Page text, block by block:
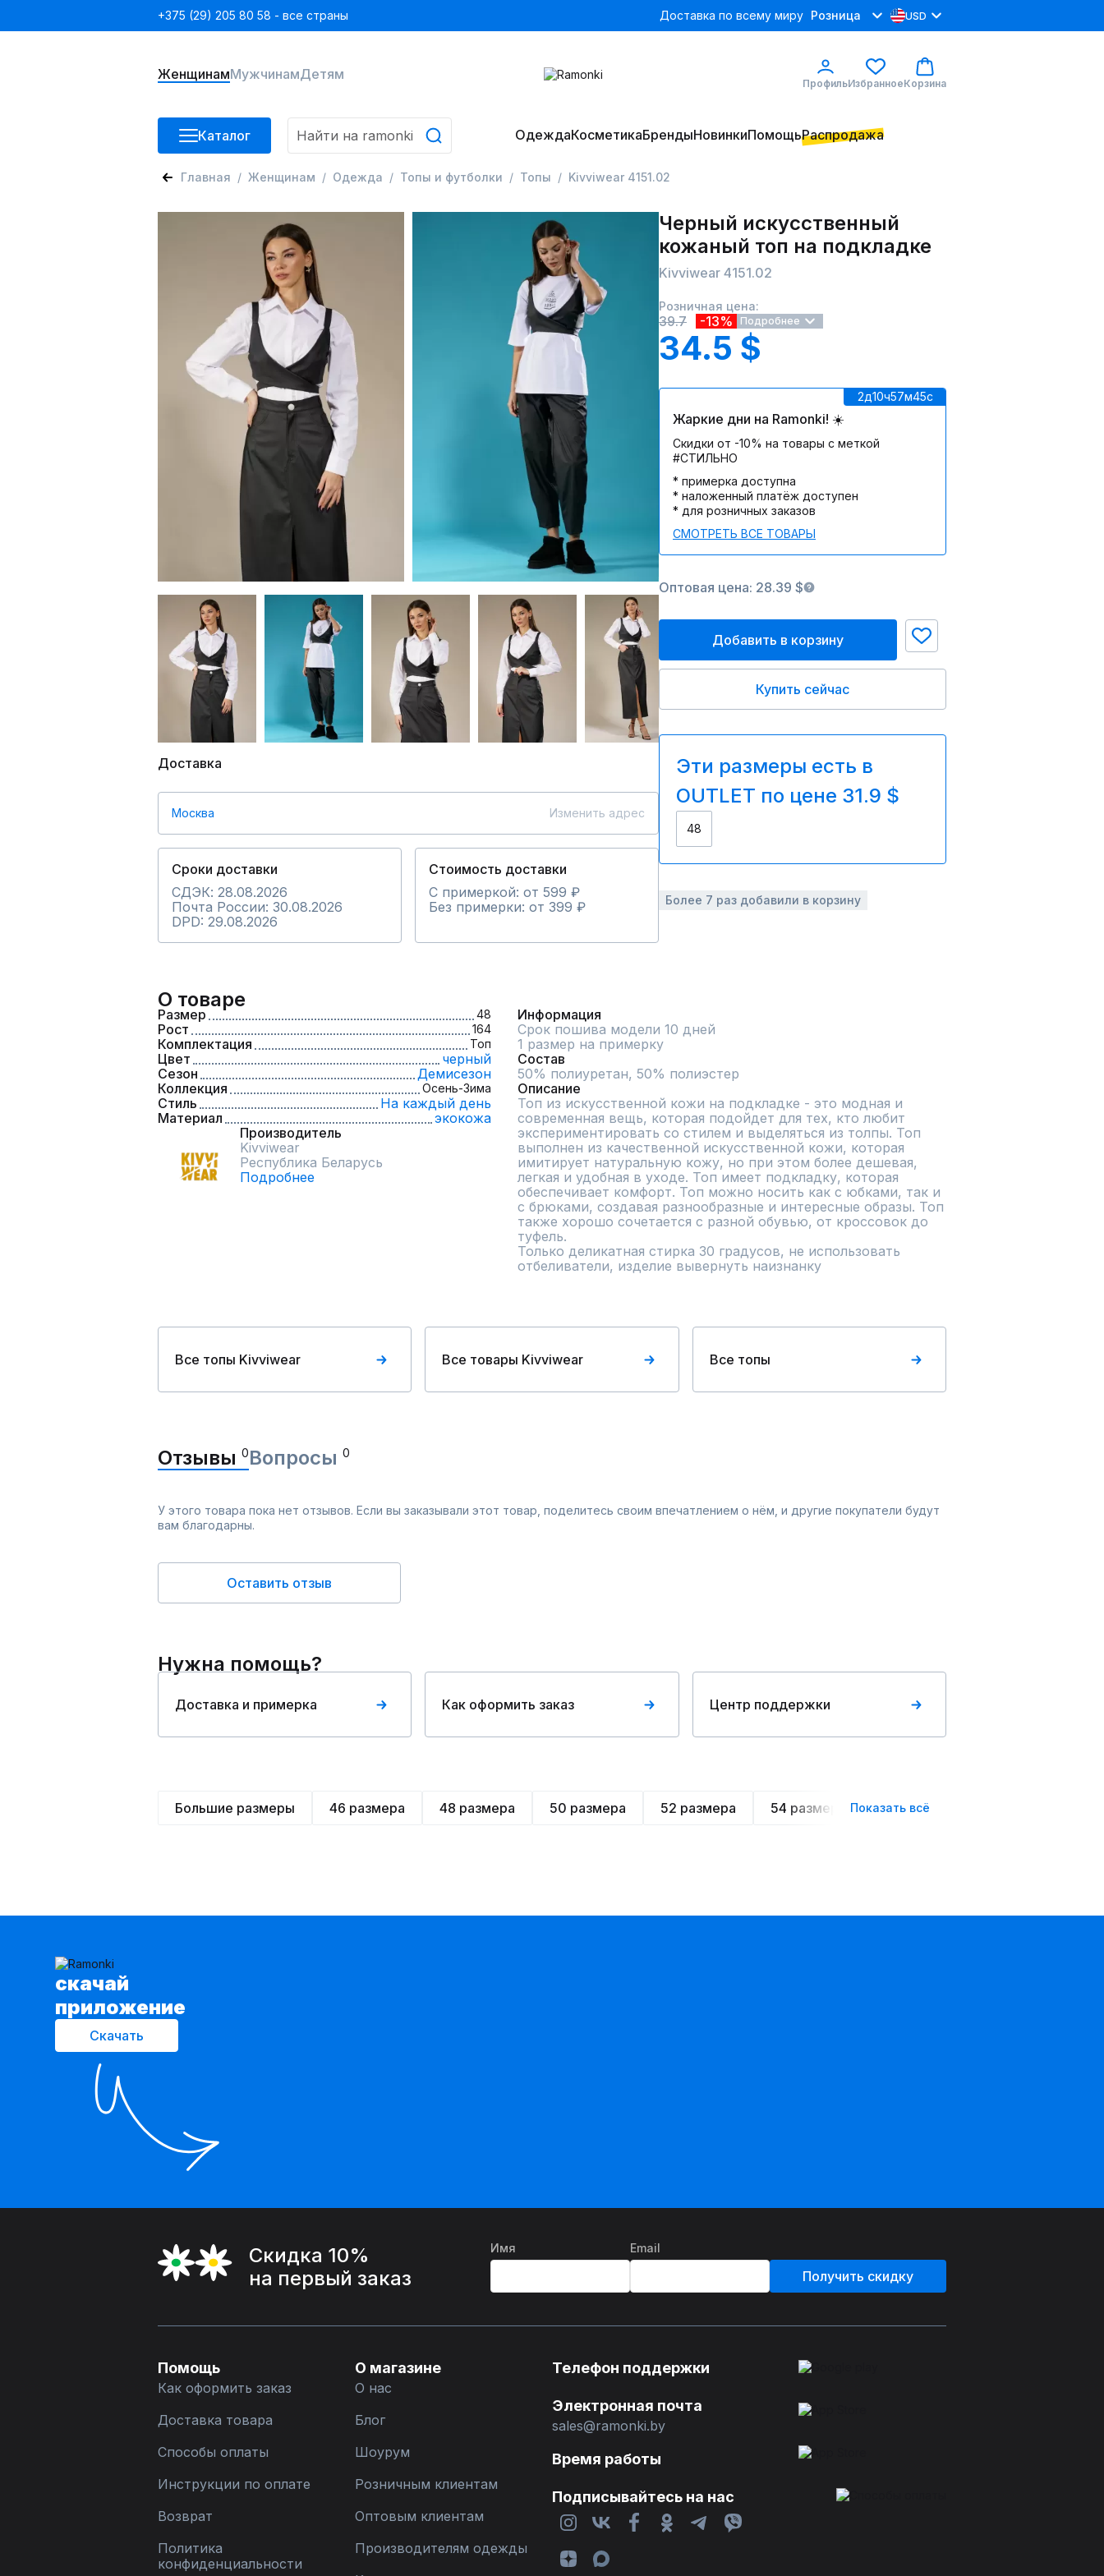
+375 (29) 205 80 58 - все страны Доставка по всему миру Розница USD
ЖенщинамМужчинамДетям
ПрофильИзбранноеКорзина
Каталог ОдеждаКосметикаБрендыНовинкиПомощьРаспродажа
Главная Женщинам Одежда Топы и футболки Топы Kivviwear 4151.02
Доставка
Москва Изменить адрес
Сроки доставки
СДЭК: 28.08.2026
Почта России: 30.08.2026
DPD: 29.08.2026
Стоимость доставки
С примеркой: от 599 ₽
Без примерки: от 399 ₽
Черный искусственный
кожаный топ на подкладке
Kivviwear 4151.02
Розничная цена:
39.7 -13% Подробнее
34.5 $
2д10ч57м45c
Жаркие дни на Ramonki! ☀️
Скидки от -10% на товары с меткой
#СТИЛЬНО
* примерка доступна
* наложенный платёж доступен
* для розничных заказов
СМОТРЕТЬ ВСЕ ТОВАРЫ
Оптовая цена: 28.39 $
Добавить в корзину
Купить сейчас
Эти размеры есть в
OUTLET по цене 31.9 $
48
Более 7 раз добавили в корзину
О товаре
Размер 48
Рост 164
Комплектация Топ
Цвет
черный
Сезон
Демисезон
Коллекция
Осень-Зима
Стиль
На каждый день
Материал
экокожа
Производитель
Kivviwear
Республика Беларусь
Подробнее
Информация
Срок пошива модели 10 дней
1 размер на примерку
Состав
50% полиуретан, 50% полиэстер
Описание
Топ из искусственной кожи на подкладке - это модная и
современная вещь, которая подойдет для тех, кто любит
экспериментировать со стилем и выделяться из толпы. Топ
выполнен из качественной искусственной кожи, которая
имитирует натуральную кожу, но при этом более дешевая,
легкая и удобная в уходе. Топ имеет подкладку, которая
обеспечивает комфорт. Топ можно носить как с юбками, так и
с брюками, создавая разнообразные и интересные образы. Топ
также хорошо сочетается с разной обувью, от кроссовок до
туфель.
Только деликатная стирка 30 градусов, не использовать
отбеливатели, изделие вывернуть наизнанку
Все топы Kivviwear Все товары Kivviwear Все топы
Отзывы 0Вопросы 0
У этого товара пока нет отзывов. Если вы заказывали этот товар, поделитесь своим впечатлением о нём, и другие покупатели будут
вам благодарны.
Оставить отзыв
Нужна помощь?
Доставка и примерка Как оформить заказ Центр поддержки
Большие размеры 46 размера 48 размера 50 размера 52 размера 54 размера Летние
Показать всё
cкачай
приложение
Скачать
Скидка 10%
на первый заказ
Имя Email
Получить скидку
Помощь
Как оформить заказ
Доставка товара
Способы оплаты
Инструкции по оплате
Возврат
Политика
конфиденциальности
О магазине
О нас
Блог
Шоурум
Розничным клиентам
Оптовым клиентам
Производителям одежды
Телефон поддержки
Электронная почта
sales@ramonki.by
Время работы
Подписывайтесь на нас